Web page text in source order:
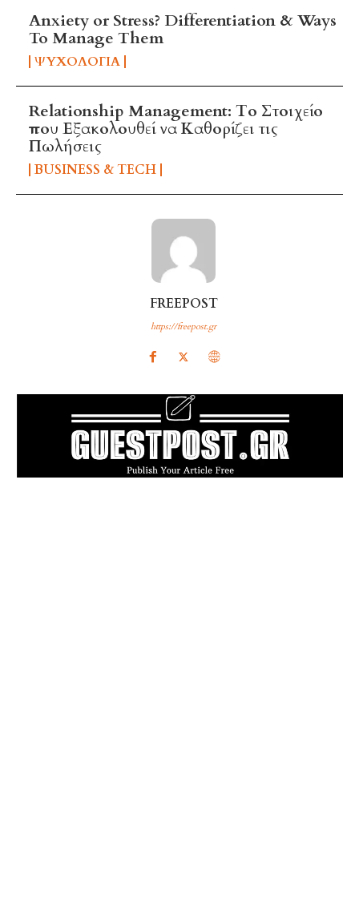
Anxiety or Stress? Differentiation & Ways
To Manage Them
ΨΥΧΟΛΟΓΊΑ
Relationship Management: Το Στοιχείο
που Εξακολουθεί να Καθορίζει τις
Πωλήσεις
BUSINESS & TECH
FREEPOST
https://freepost.gr